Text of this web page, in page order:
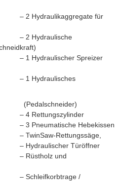
für
Spreizer
Hebekissen
Türöffner
und
/